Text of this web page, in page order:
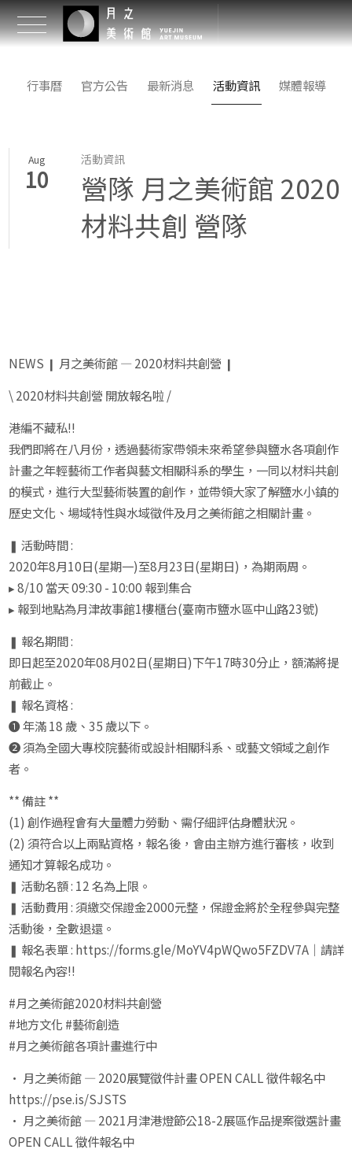
行事曆 官方公告 最新消息 活動資訊 媒體報導
Aug
10
活動資訊
營隊 月之美術館 2020
材料共創 營隊
NEWS ❙ 月之美術館 — 2020材料共創營 ❙
\ 2020材料共創營 開放報名啦 /
港編不藏私!!
我們即將在八月份，透過藝術家帶領未來希望參與鹽水各項創作
計畫之年輕藝術工作者與藝文相關科系的學生，一同以材料共創
的模式，進行大型藝術裝置的創作，並帶領大家了解鹽水小鎮的
歷史文化、場域特性與水域徵件及月之美術館之相關計畫。
❚ 活動時間 :
2020年8月10日(星期一)至8月23日(星期日)，為期兩周。
▸ 8/10 當天 09:30 - 10:00 報到集合
▸ 報到地點為月津故事館1樓櫃台(臺南市鹽水區中山路23號)
❚ 報名期間 :
即日起至2020年08月02日(星期日)下午17時30分止，額滿將提
前截止。
❚ 報名資格 :
❶ 年滿 18 歲、35 歲以下。
❷ 須為全國大專校院藝術或設計相關科系、或藝文領域之創作
者。
** 備註 **
(1) 創作過程會有大量體力勞動、需仔細評估身體狀況。
(2) 須符合以上兩點資格，報名後，會由主辦方進行審核，收到
通知才算報名成功。
❚ 活動名額 : 12 名為上限。
❚ 活動費用 : 須繳交保證金2000元整，保證金將於全程參與完整
活動後，全數退還。
❚ 報名表單 : https://forms.gle/MoYV4pWQwo5FZDV7A｜請詳
閱報名內容!!
#月之美術館2020材料共創營
#地方文化 #藝術創造
#月之美術館各項計畫進行中
• 月之美術館 — 2020展覽徵件計畫 OPEN CALL 徵件報名中
https://pse.is/SJSTS
• 月之美術館 — 2021月津港燈節公18-2展區作品提案徵選計畫
OPEN CALL 徵件報名中